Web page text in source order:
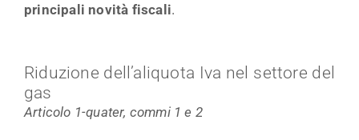
principali novità fiscali.
Riduzione dell’aliquota Iva nel settore del
gas
Articolo 1-quater, commi 1 e 2